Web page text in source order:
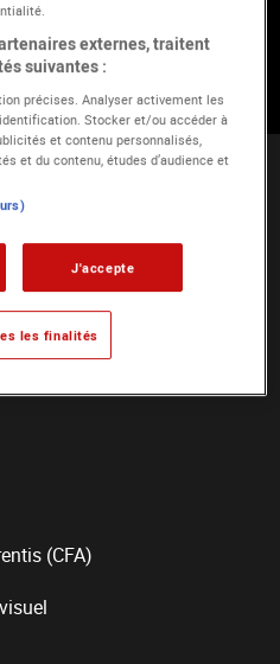
(CFA)
externes, traitent
suivantes :
précises. Analyser activement les
Stocker et/ou accéder à
et contenu personnalisés,
et du contenu, études d’audience et
J'accepte
les finalités